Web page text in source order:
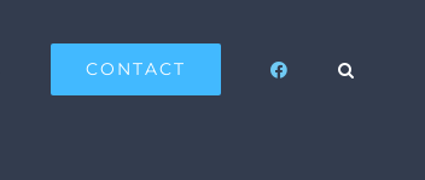
CONTACT